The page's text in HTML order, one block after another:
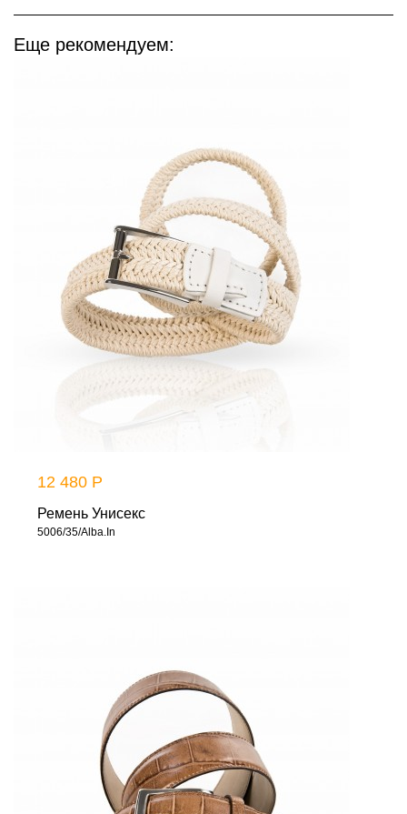
Еще рекомендуем:
12 480 Р
Ремень Унисекс
5006/35/Alba.In